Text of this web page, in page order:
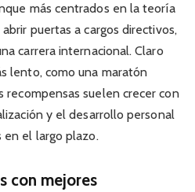
más centrados en la teoría
puertas a cargos directivos,
carrera internacional. Claro
lento, como una maratón
suelen crecer con
y el desarrollo personal
en el largo plazo.
con mejores